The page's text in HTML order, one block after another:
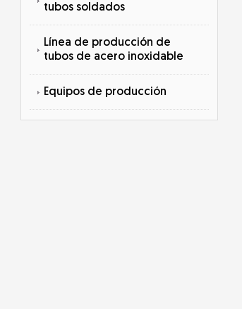
tubos soldados
Línea de producción de
tubos de acero inoxidable
Equipos de producción